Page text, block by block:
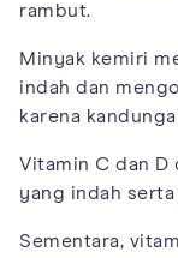
rambut.
Minyak kemiri
indah dan
karena
Vitamin C dan
yang indah
Sementara,